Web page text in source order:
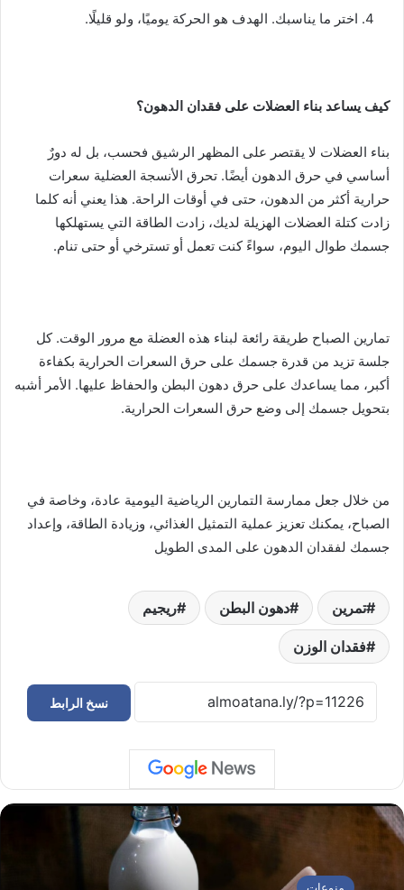
اختر ما يناسبك. الهدف هو الحركة يوميًا، ولو قليلًا.
كيف يساعد بناء العضلات على فقدان الدهون؟
بناء العضلات لا يقتصر على المظهر الرشيق فحسب، بل له دورٌ
أساسي في حرق الدهون أيضًا. تحرق الأنسجة العضلية سعرات
حرارية أكثر من الدهون، حتى في أوقات الراحة. هذا يعني أنه كلما
زادت كتلة العضلات الهزيلة لديك، زادت الطاقة التي يستهلكها
جسمك طوال اليوم، سواءً كنت تعمل أو تسترخي أو حتى تنام.
تمارين الصباح طريقة رائعة لبناء هذه العضلة مع مرور الوقت. كل
جلسة تزيد من قدرة جسمك على حرق السعرات الحرارية بكفاءة
أكبر، مما يساعدك على حرق دهون البطن والحفاظ عليها. الأمر أشبه
بتحويل جسمك إلى وضع حرق السعرات الحرارية.
من خلال جعل ممارسة التمارين الرياضية اليومية عادة، وخاصة في
الصباح، يمكنك تعزيز عملية التمثيل الغذائي، وزيادة الطاقة، وإعداد
جسمك لفقدان الدهون على المدى الطويل
تمرين دهون البطن ريجيم
فقدان الوزن
نسخ الرابط